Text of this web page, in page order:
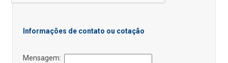
Informações de contato ou cotação
Mensagem: